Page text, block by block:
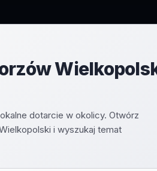
dotarcie w okolicy. Otwórz
i wyszukaj temat